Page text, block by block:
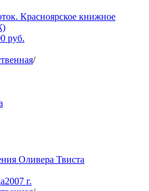
Красноярское книжное
руб.
/
Оливера Твиста
2007 г.